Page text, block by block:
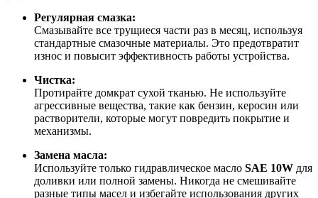
Регулярная смазка:
Смазывайте все трущиеся части раз в месяц, используя
стандартные смазочные материалы. Это предотвратит
износ и повысит эффективность работы устройства.
Чистка:
Протирайте домкрат сухой тканью. Не используйте
агрессивные вещества, такие как бензин, керосин или
растворители, которые могут повредить покрытие и
механизмы.
Замена масла:
Используйте только гидравлическое масло SAE 10W для
доливки или полной замены. Никогда не смешивайте
разные типы масел и избегайте использования других